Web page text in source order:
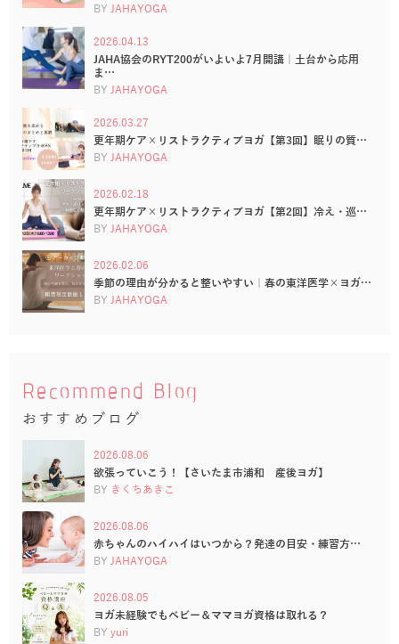
BY JAHAYOGA
2026.04.13
JAHA協会のRYT200がいよいよ7月開講｜土台から応用
ま…
BY JAHAYOGA
2026.03.27
更年期ケア×リストラクティブヨガ【第3回】眠りの質…
BY JAHAYOGA
2026.02.18
更年期ケア×リストラクティブヨガ【第2回】冷え・巡…
BY JAHAYOGA
2026.02.06
季節の理由が分かると整いやすい｜春の東洋医学×ヨガ…
BY JAHAYOGA
Recommend Blog
おすすめブログ
2026.08.06
欲張っていこう！【さいたま市浦和 産後ヨガ】
BY きくちあきこ
2026.08.06
赤ちゃんのハイハイはいつから？発達の目安・練習方…
BY JAHAYOGA
2026.08.05
ヨガ未経験でもベビー＆ママヨガ資格は取れる？
BY yuri